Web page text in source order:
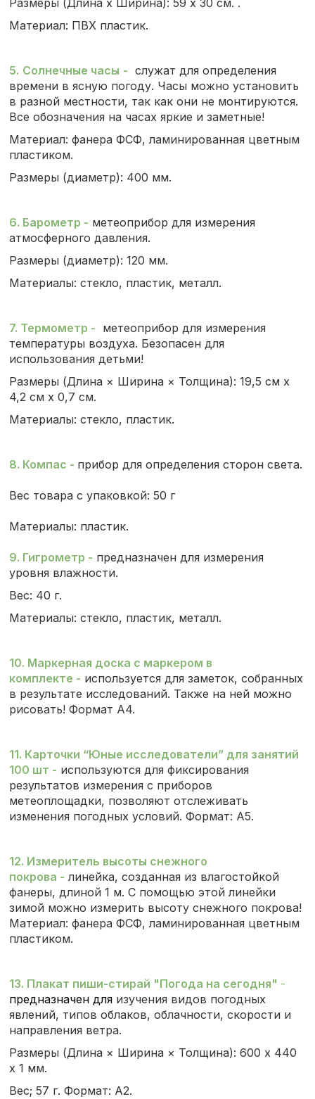
Размеры (Длина х Ширина): 59 х 30 см. .
Материал: ПВХ пластик.
5. Солнечные часы - служат для определения
времени в ясную погоду. Часы можно установить
в разной местности, так как они не монтируются.
Все обозначения на часах яркие и заметные!
Материал: фанера ФСФ, ламинированная цветным
пластиком.
Размеры (диаметр): 400 мм.
6. Барометр - метеоприбор для измерения
атмосферного давления.
Размеры (диаметр): 120 мм.
Материалы: стекло, пластик, металл.
7. Термометр - метеоприбор для измерения
температуры воздуха. Безопасен для
использования детьми!
Размеры (Длина × Ширина × Толщина): 19,5 см х
4,2 см х 0,7 см.
Материалы: стекло, пластик.
8. Компас - прибор для определениясторон света.
Вес товара с упаковкой: 50 г
Материалы: пластик.
9. Гигрометр - предназначен для измерения
уровня влажности.
Вес: 40 г.
Материалы: стекло, пластик, металл.
10. Маркерная доска с маркером в
комплекте - используется для заметок, собранных
в результате исследований. Также на ней можно
рисовать! Формат А4.
11. Карточки “Юные исследователи” для занятий
100 шт - используются для фиксирования
результатов измерения с приборов
метеоплощадки, позволяют отслеживать
изменения погодных условий. Формат: А5.
12. Измеритель высоты снежного
покрова - линейка, созданная из влагостойкой
фанеры, длиной 1 м. С помощью этой линейки
зимой можно измерить высоту снежного покрова!
Материал: фанера ФСФ, ламинированная цветным
пластиком.
13. Плакат пиши-стирай "Погода на сегодня" -
предназначен для изучения видов погодных
явлений, типов облаков, облачности, скорости и
направления ветра.
Размеры (Длина × Ширина × Толщина): 600 x 440
x 1 мм.
Вес; 57 г. Формат: А2.